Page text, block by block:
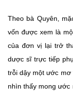
Theo bà Quyên,
vốn được xem là
của đơn vị lại trở
dược sĩ trực tiếp
trỗi dậy một ước
nhìn thấy mong ước